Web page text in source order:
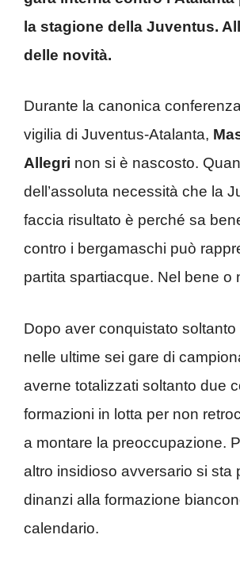
la stagione della Juventus.
delle novità.
Durante la canonica
vigilia di Juventus-Atalanta,
Allegri non si è nascosto.
dell’assoluta necessità che la
faccia risultato è perché sa
contro i bergamaschi può
partita spartiacque. Nel bene o
Dopo aver conquistato
nelle ultime sei gare di
averne totalizzati soltanto due
formazioni in lotta per non
a montare la preoccupazione.
altro insidioso avversario si sta
dinanzi alla formazione
calendario.